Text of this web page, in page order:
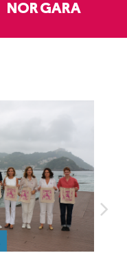
NOR GARA